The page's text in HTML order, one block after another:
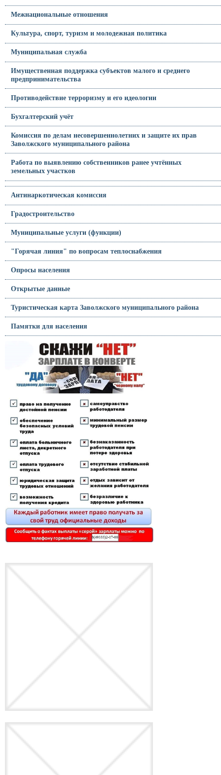
Межнациональные отношения
Культура, спорт, туризм и молодежная политика
Муниципальная служба
Имущественная поддержка субъектов малого и среднего
предпринимательства
Противодействие терроризму и его идеологии
Бухгалтерский учёт
Комиссия по делам несовершеннолетних и защите их прав
Заволжского муниципального района
Работа по выявлению собственников ранее учтённых
земельных участков
Антинаркотическая комиссия
Градостроительство
Муниципальные услуги (функции)
"Горячая линия" по вопросам теплоснабжения
Опросы населения
Открытые данные
Туристическая карта Заволжского муниципального района
Памятки для населения